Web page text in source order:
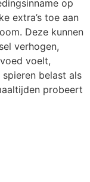
op
extra’s toe aan
Deze kunnen
verhogen,
voelt,
belast als
probeert